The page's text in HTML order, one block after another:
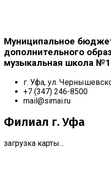
Муниципальное
дополнительного
музыкальная школа
г. Уфа, ул.
+7 (347) 246-8500
mail@simai.ru
Филиал г. Уфа
загрузка карты...